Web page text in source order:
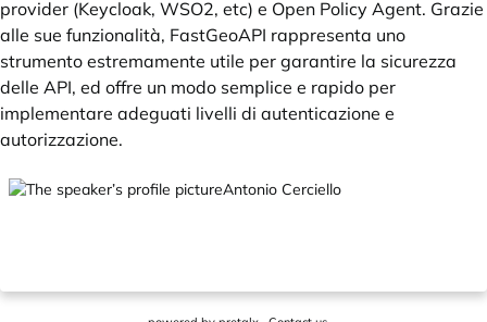
provider (Keycloak, WSO2, etc) e Open Policy Agent. Grazie
alle sue funzionalità, FastGeoAPI rappresenta uno
strumento estremamente utile per garantire la sicurezza
delle API, ed offre un modo semplice e rapido per
implementare adeguati livelli di autenticazione e
autorizzazione.
Antonio Cerciello